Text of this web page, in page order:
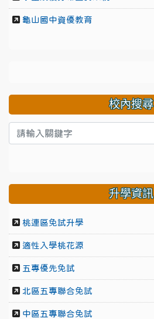
龜山國中資優教育
校內搜尋
升學資訊
桃連區免試升學
適性入學桃花源
五專優先免試
北區五專聯合免試
中區五專聯合免試